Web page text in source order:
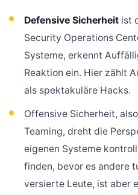
Defensive Sicherheitist
Security Operations
Systeme, erkennt
Reaktion ein. Hier zählt
als spektakuläre Hacks.
Offensive Sicherheit,
Teaming, dreht die
eigenen Systeme
finden, bevor es andere
versierte Leute, ist aber